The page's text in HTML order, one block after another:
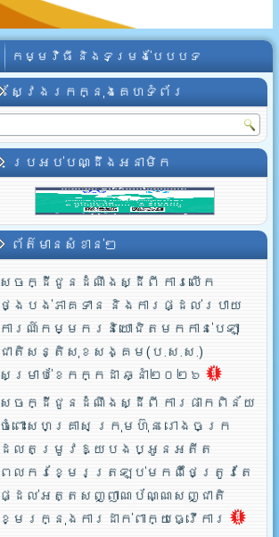
កម្មវិធី និងទម្រង់បែបបទ
ស្វែងរកក្នុងគេហទំព័រ
ប្រអប់បណ្ដឹងអនាមិក
ព័ត៌មានសំខាន់ៗ
សេចក្ដីជូនដំណឹងស្ដីពី ការលើក
ថ្ងៃបង់ភាគទាន និងការផ្ដល់របាយ
ការណ៍កម្មករនិយោជិតមកកាន់បេឡា
ជាតិសន្តិសុខសង្គម(ប.ស.ស.)
សម្រាប់ខែកក្កដា ឆ្នាំ២០២៦
សេចក្ដីជូនដំណឹងស្ដីពី ការផាកពិន័យ
ចំពោះសហគ្រាស ក្រុមហ៊ុន រោងចក្រ
ដែលតម្រូវឱ្យបងប្អូនអតីត
ពលករខ្មែរត្រឡប់មកពីថៃត្រូវតែ
ផ្ដល់អត្តសញ្ញាណប័ណ្ណសញ្ជាតិ
ខ្មែរក្នុងការដាក់ពាក្យធ្វើការ